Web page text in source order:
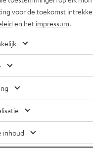
spraak-en
kwaliteit
[PDF]
voor de toekomst
en het impressum
inhoud